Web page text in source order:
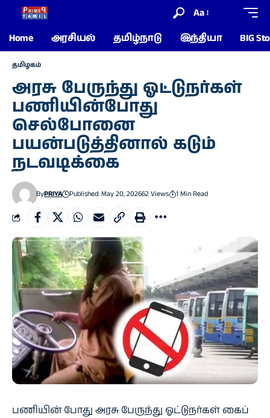
Aa
Home
அரசியல் தமிழ்நாடு இந்தியா BIG
தமிழகம்
அரசு பேருந்து ஓட்டுநர்கள்
பணியின்போது
செல்போனை
பயன்படுத்தினால் கடும்
நடவடிக்கை
ByPRIYA Published: May 20, 202662 Views 1 Min Read
பணி​யின் போது அரசு பேருந்து ஓட்டுநர்கள் கைப்​